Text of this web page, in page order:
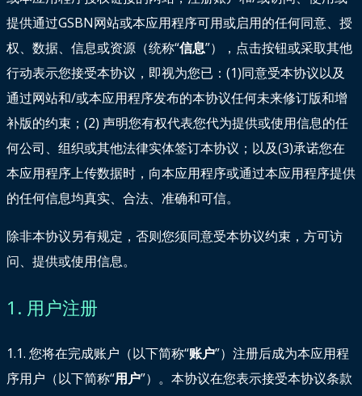
提供通过GSBN网站或本应用程序可用或启用的任何同意、授
权、数据、信息或资源（统称“信息”），点击按钮或采取其他
行动表示您接受本协议，即视为您已：(1)同意受本协议以及
通过网站和/或本应用程序发布的本协议任何未来修订版和增
补版的约束；(2) 声明您有权代表您代为提供或使用信息的任
何公司、组织或其他法律实体签订本协议；以及(3)承诺您在
本应用程序上传数据时，向本应用程序或通过本应用程序提供
的任何信息均真实、合法、准确和可信。
除非本协议另有规定，否则您须同意受本协议约束，方可访
问、提供或使用信息。
1. 用户注册
1.1. 您将在完成账户（以下简称“账户”）注册后成为本应用程
序用户（以下简称“用户”）。本协议在您表示接受本协议条款